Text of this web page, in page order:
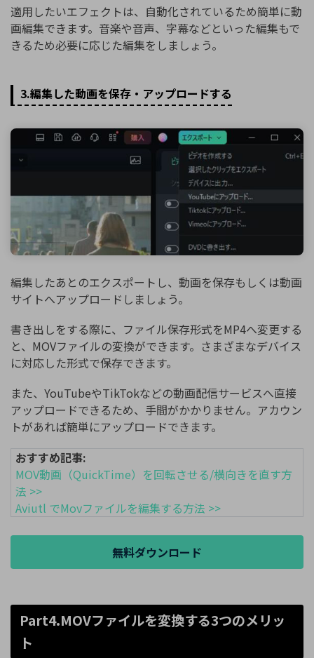
適用したいエフェクトは、自動化されているため簡単に動
画編集できます。音楽や音声、字幕などといった編集もで
きるため必要に応じた編集をしましょう。
3.編集した動画を保存・アップロードする
編集したあとのエクスポートし、動画を保存もしくは動画
サイトへアップロードしましょう。
書き出しをする際に、ファイル保存形式をMP4へ変更する
と、MOVファイルの変換ができます。さまざまなデバイス
に対応した形式で保存できます。
また、YouTubeやTikTokなどの動画配信サービスへ直接
アップロードできるため、手間がかかりません。アカウン
トがあれば簡単にアップロードできます。
おすすめ記事:
MOV動画（QuickTime）を回転させる/横向きを直す方
法 >>
Aviutl でMovファイルを編集する方法 >>
無料ダウンロード
Part4.MOVファイルを変換する3つのメリッ
ト